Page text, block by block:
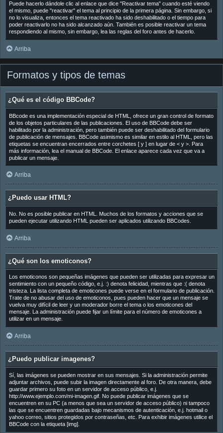
Puede hacerlo dándole clic al enlace que dice "Reactivar tema" cuando esté viendo
el mismo, puede "reactivar" el tema al principio de la primera página. Sin embargo, si
no lo visualiza, entonces el tema reactivado ha sido deshabilitado o el tiempo para
poder reactivarlo no ha sido alcanzado aún. También es posible reactivar un tema
respondiendo al mismo, sin embargo, lea las reglas del foro antes de hacerlo.
Arriba
Formatos y tipos de temas
¿Qué es el código BBCode?
BBcode es una implementación especial de HTML, ofrece un gran control de formato
de los objetos particulares de las publicaciones. El uso de BBCode debe ser
habilitado por la administración, pero también puede ser deshabilitado del formulario
de publicación de mensajes. BBCode asimismo es similar en estilo al HTML, pero las
etiquetas se encuentran encerrados entre corchetes [ y ] en lugar de < y >. Para
más información, lea el manual de BBCode. El enlace aparece cada vez que va a
publicar un mensaje.
Arriba
¿Puedo usar HTML?
No. No es posible publicar en HTML. Muchos de los formatos y acciones que se
pueden ejecutar utilizando HTML pueden ser aplicados utilizando BBCodes.
Arriba
¿Qué son los emoticonos?
Los emoticonos son pequeñas imágenes que pueden ser utilizadas para expresar un
sentimiento con un pequeño código, e.j. :) denota felicidad, mientras que :( denota
tristeza. La lista completa de emoticones puede verse en el formulario de publicación.
Trate de no abusar del uso de emoticonos, pues pueden hacer que un mensaje se
vuelva muy difícil de leer y un moderador borre el tema o los emoticones del
mensaje. La administración puede fijar un límite para el número de emoticones a
utilizar en un mensaje.
Arriba
¿Puedo publicar imagenes?
Sí, las imágenes se pueden mostrar en sus mensajes. Si la administración permite
adjuntar archivos, puede subir la imagen directamente al foro. De otra manera, debe
guardar primero su foto en un servidor de acceso público, e.j.
http://www.ejemplo.com/mi-imagen.gif. No puede publicar imágenes que se
encuentren en su PC (a menos que sea un servidor de acceso público) ni tampoco
las que se encuentren guardadas bajo mecanismos de autenticación, e.j. hotmail o
yahoo correo, sitios protegidos por contraseñas, etc. Para exhibir imágenes utilice el
BBCode con la etiqueta [img].